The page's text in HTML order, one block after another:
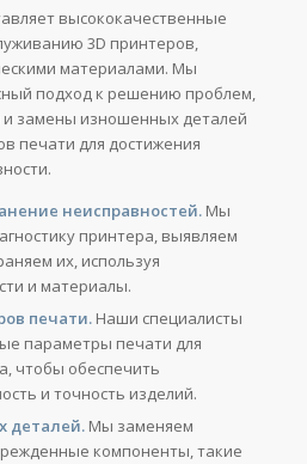
высококачественные
3D принтеров,
материалами. Мы
подход к решению проблем,
и замены изношенных деталей
печати для достижения
неисправностей.Мы
принтера, выявляем
их, используя
и материалы.
печати.Наши специалисты
параметры печати для
чтобы обеспечить
и точность изделий.
деталей.Мы заменяем
компоненты, такие